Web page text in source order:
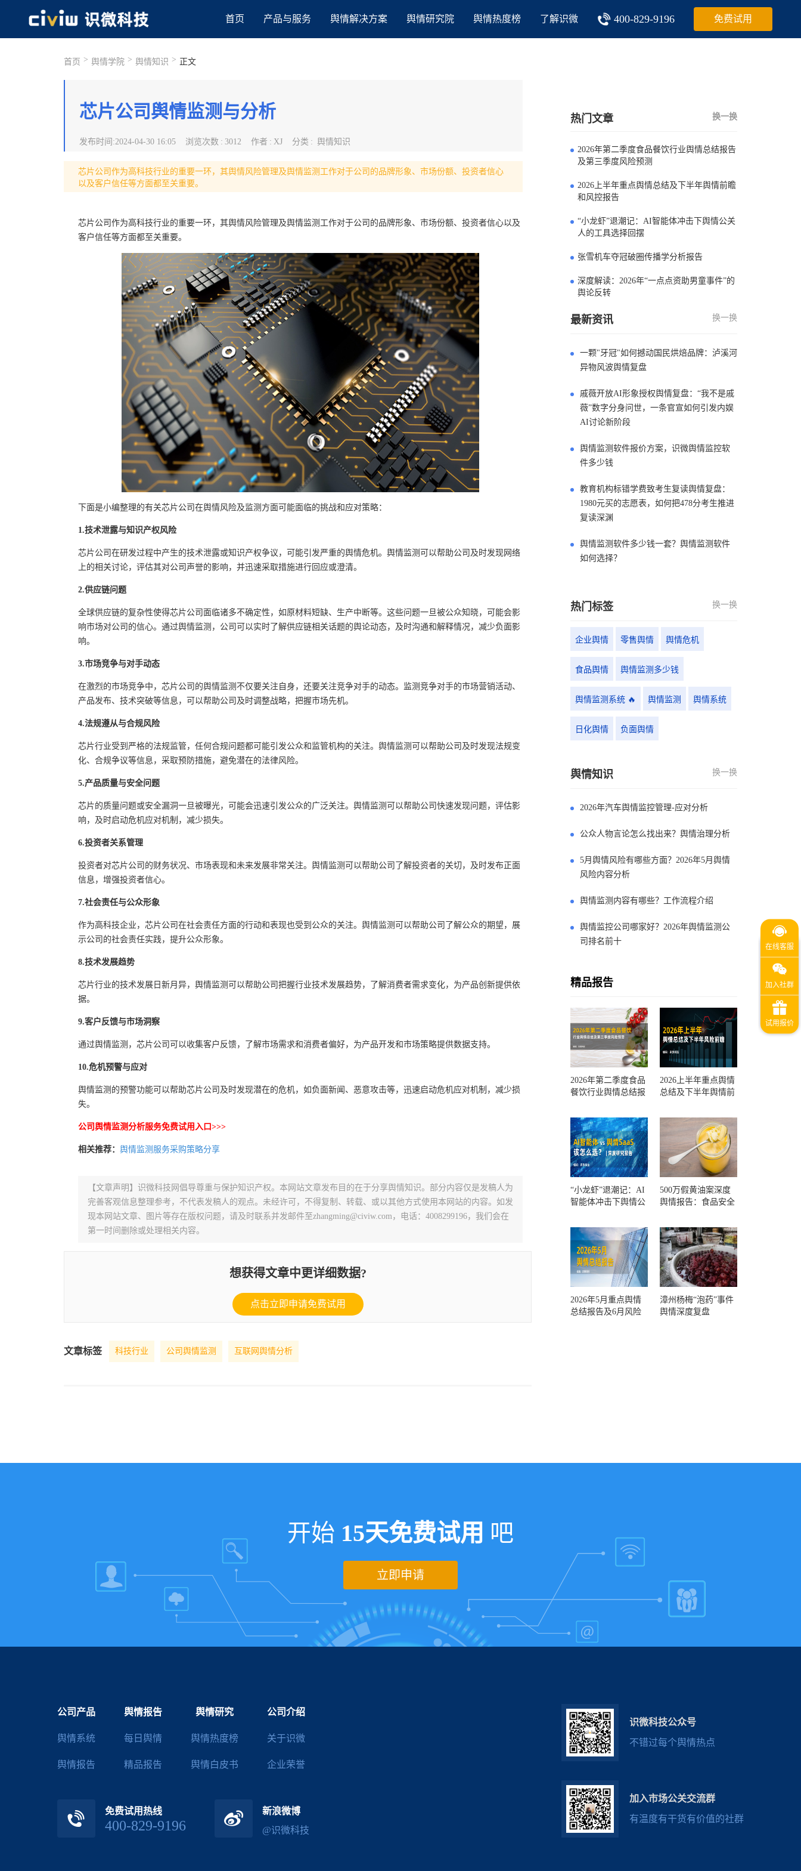
首页 产品与服务 舆情解决方案 舆情研究院 舆情热度榜 了解识微 400-829-9196 免费试用
首页 > 舆情学院 > 舆情知识 > 正文
芯片公司舆情监测与分析
发布时间 :2024-04-30 16:05 浏览次数 : 3012 作者 : XJ 分类 : 舆情知识
芯片公司作为高科技行业的重要一环，其舆情风险管理及舆情监测工作对于公司的品牌形象、市场份额、投资者信心
以及客户信任等方面都至关重要。
芯片公司作为高科技行业的重要一环，其舆情风险管理及舆情监测工作对于公司的品牌形象、市场份额、投资者信心以及
客户信任等方面都至关重要。
下面是小编整理的有关芯片公司在舆情风险及监测方面可能面临的挑战和应对策略：
1.技术泄露与知识产权风险
芯片公司在研发过程中产生的技术泄露或知识产权争议，可能引发严重的舆情危机。舆情监测可以帮助公司及时发现网络
上的相关讨论，评估其对公司声誉的影响，并迅速采取措施进行回应或澄清。
2.供应链问题
全球供应链的复杂性使得芯片公司面临诸多不确定性，如原材料短缺、生产中断等。这些问题一旦被公众知晓，可能会影
响市场对公司的信心。通过舆情监测，公司可以实时了解供应链相关话题的舆论动态，及时沟通和解释情况，减少负面影
响。
3.市场竞争与对手动态
在激烈的市场竞争中，芯片公司的舆情监测不仅要关注自身，还要关注竞争对手的动态。监测竞争对手的市场营销活动、
产品发布、技术突破等信息，可以帮助公司及时调整战略，把握市场先机。
4.法规遵从与合规风险
芯片行业受到严格的法规监管，任何合规问题都可能引发公众和监管机构的关注。舆情监测可以帮助公司及时发现法规变
化、合规争议等信息，采取预防措施，避免潜在的法律风险。
5.产品质量与安全问题
芯片的质量问题或安全漏洞一旦被曝光，可能会迅速引发公众的广泛关注。舆情监测可以帮助公司快速发现问题，评估影
响，及时启动危机应对机制，减少损失。
6.投资者关系管理
投资者对芯片公司的财务状况、市场表现和未来发展非常关注。舆情监测可以帮助公司了解投资者的关切，及时发布正面
信息，增强投资者信心。
7.社会责任与公众形象
作为高科技企业，芯片公司在社会责任方面的行动和表现也受到公众的关注。舆情监测可以帮助公司了解公众的期望，展
示公司的社会责任实践，提升公众形象。
8.技术发展趋势
芯片行业的技术发展日新月异，舆情监测可以帮助公司把握行业技术发展趋势，了解消费者需求变化，为产品创新提供依
据。
9.客户反馈与市场洞察
通过舆情监测，芯片公司可以收集客户反馈，了解市场需求和消费者偏好，为产品开发和市场策略提供数据支持。
10.危机预警与应对
舆情监测的预警功能可以帮助芯片公司及时发现潜在的危机，如负面新闻、恶意攻击等，迅速启动危机应对机制，减少损
失。
公司舆情监测分析服务免费试用入口>>>
相关推荐： 舆情监测服务采购策略分享
【文章声明】识微科技网倡导尊重与保护知识产权。本网站文章发布目的在于分享舆情知识。部分内容仅是发稿人为
完善客观信息整理参考，不代表发稿人的观点。未经许可，不得复制、转载、或以其他方式使用本网站的内容。如发
现本网站文章、图片等存在版权问题，请及时联系并发邮件至zhangming@civiw.com，电话：4008299196，我们会在
第一时间删除或处理相关内容。
想获得文章中更详细数据?
点击立即申请免费试用
文章标签 科技行业 公司舆情监测 互联网舆情分析
热门文章 换一换
2026年第二季度食品餐饮行业舆情总结报告
及第三季度风险预测
2026上半年重点舆情总结及下半年舆情前瞻
和风控报告
“小龙虾”退潮记：AI智能体冲击下舆情公关
人的工具选择回摆
张雪机车夺冠破圈传播学分析报告
深度解读：2026年“一点点资助男童事件”的
舆论反转
最新资讯 换一换
一颗"牙冠"如何撼动国民烘焙品牌：泸溪河
异物风波舆情复盘
戚薇开放AI形象授权舆情复盘：“我不是戚
薇”数字分身问世，一条官宣如何引发内娱
AI讨论新阶段
舆情监测软件报价方案，识微舆情监控软
件多少钱
教育机构标错学费致考生复读舆情复盘：
1980元买的志愿表，如何把478分考生推进
复读深渊
舆情监测软件多少钱一套？舆情监测软件
如何选择？
热门标签 换一换
企业舆情 零售舆情 舆情危机
食品舆情 舆情监测多少钱
舆情监测系统 🔥 舆情监测 舆情系统
日化舆情 负面舆情
舆情知识 换一换
2026年汽车舆情监控管理-应对分析
公众人物言论怎么找出来？舆情治理分析
5月舆情风险有哪些方面？2026年5月舆情
风险内容分析
舆情监测内容有哪些？工作流程介绍
舆情监控公司哪家好？2026年舆情监测公
司排名前十
精品报告
2026年第二季度食品
餐饮行业舆情总结报
测
2026上半年重点舆情
总结及下半年舆情前
“小龙虾”退潮记：AI
智能体冲击下舆情公
500万假黄油案深度
舆情报告：食品安全
一环？
2026年5月重点舆情
总结报告及6月风险
漳州杨梅“泡药”事件
舆情深度复盘
开始 15天免费试用 吧
立即申请
公司产品
舆情系统
舆情报告
舆情报告
每日舆情
精品报告
舆情研究
舆情热度榜
舆情白皮书
公司介绍
关于识微
企业荣誉
免费试用热线
400-829-9196
新浪微博
@识微科技
识微科技公众号
不错过每个舆情热点
加入市场公关交流群
有温度有干货有价值的社群